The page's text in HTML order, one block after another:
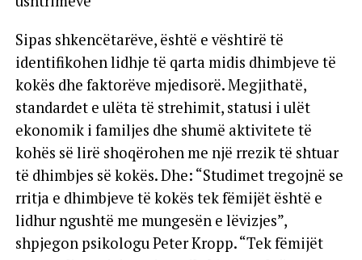
Sipas shkencëtarëve, është e vështirë të
identifikohen lidhje të qarta midis dhimbjeve të
kokës dhe faktorëve mjedisorë. Megjithatë,
standardet e ulëta të strehimit, statusi i ulët
ekonomik i familjes dhe shumë aktivitete të
kohës së lirë shoqërohen me një rrezik të shtuar
të dhimbjes së kokës. Dhe: “Studimet tregojnë se
rritja e dhimbjeve të kokës tek fëmijët është e
lidhur ngushtë me mungesën e lëvizjes”,
shpjegon psikologu Peter Kropp. “Tek fëmijët